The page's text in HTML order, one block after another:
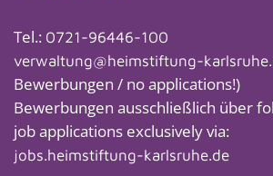
Tel.: 0721-96446-100
verwaltung@heimstiftung-
Bewerbungen / no applications!)
Bewerbungen ausschließlich über
job applications exclusively via:
jobs.heimstiftung-karlsruhe.de